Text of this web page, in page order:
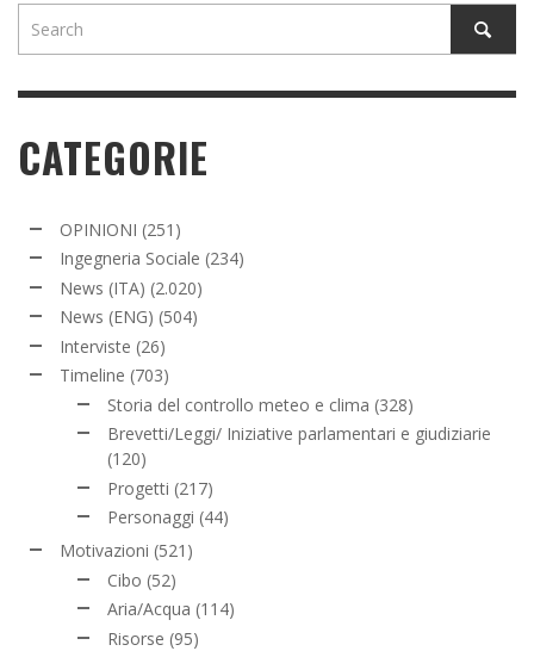
CATEGORIE
OPINIONI (251)
Ingegneria Sociale (234)
News (ITA) (2.020)
News (ENG) (504)
Interviste (26)
Timeline (703)
Storia del controllo meteo e clima (328)
Brevetti/Leggi/ Iniziative parlamentari e giudiziarie
(120)
Progetti (217)
Personaggi (44)
Motivazioni (521)
Cibo (52)
Aria/Acqua (114)
Risorse (95)